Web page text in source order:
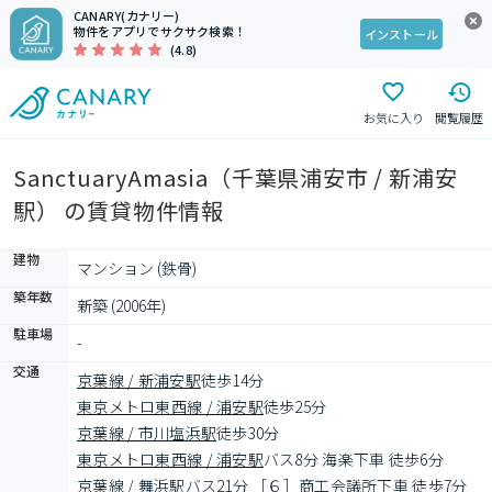
CANARY(カナリー)
物件をアプリでサクサク検索！
(4.8)
インストール
お気に入り 閲覧履歴
SanctuaryAmasia（千葉県浦安市 / 新浦安
駅） の賃貸物件情報
建物 マンション (鉄骨)
築年数 新築 (2006年)
駐車場 -
交通 京葉線 / 新浦安駅徒歩14分
東京メトロ東西線 / 浦安駅徒歩25分
京葉線 / 市川塩浜駅徒歩30分
東京メトロ東西線 / 浦安駅バス8分 海楽下車 徒歩6分
京葉線 / 舞浜駅バス21分 ［６］商工会議所下車 徒歩7分